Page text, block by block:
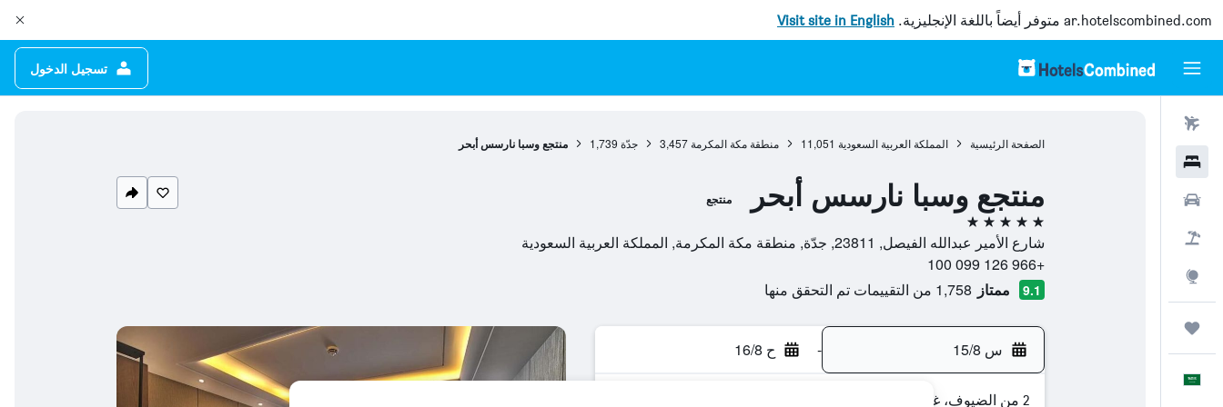
ar.hotelscombined.com متوفر أيضاً باللغة الإنجليزية. Visit site in English
تسجيل الدخول
الصفحة الرئيسية المملكة العربية السعودية 11,051 منطقة مكة المكرمة 3,457 جدّة 1,739 منتجع وسبا نارسس أبحر
منتجع وسبا نارسس أبحر منتجع
5 نجوم
شارع الأمير عبدالله الفيصل, 23811, جدّة, منطقة مكة المكرمة, المملكة العربية السعودية
+966 126 099 100
9.1 ممتاز 1,758 من التقييمات تم التحقق منها
س 15/8 - ح 16/8
2 من الضيوف، غرفة واحدة